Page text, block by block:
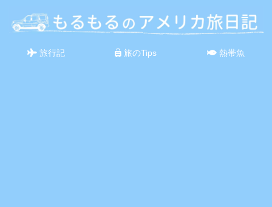
旅行記 旅のTips 熱帯魚